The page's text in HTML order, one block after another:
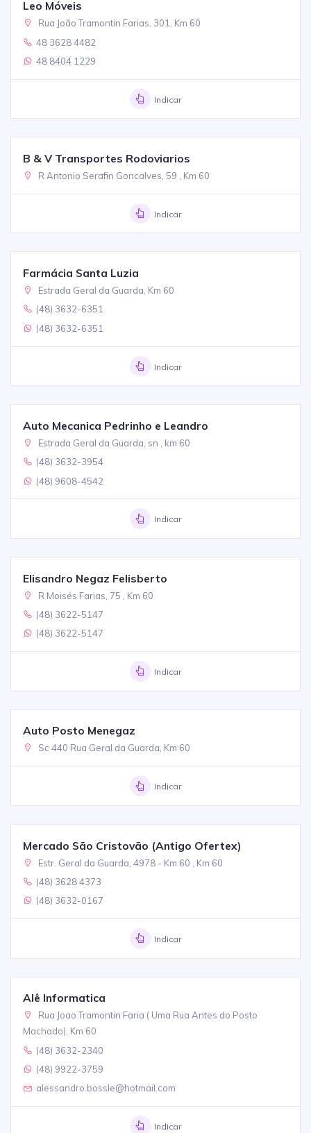
Leo Móveis
Rua João Tramontin Farias, 301, Km 60
48 3628 4482
48 8404 1229
Indicar
B & V Transportes Rodoviarios
R Antonio Serafin Goncalves, 59 , Km 60
Indicar
Farmácia Santa Luzia
Estrada Geral da Guarda, Km 60
(48) 3632-6351
(48) 3632-6351
Indicar
Auto Mecanica Pedrinho e Leandro
Estrada Geral da Guarda, sn , km 60
(48) 3632-3954
(48) 9608-4542
Indicar
Elisandro Negaz Felisberto
R Moisés Farias, 75 , Km 60
(48) 3622-5147
(48) 3622-5147
Indicar
Auto Posto Menegaz
Sc 440 Rua Geral da Guarda, Km 60
Indicar
Mercado São Cristovão (Antigo Ofertex)
Estr. Geral da Guarda, 4978 - Km 60 , Km 60
(48) 3628 4373
(48) 3632-0167
Indicar
Alê Informatica
Rua Joao Tramontin Faria ( Uma Rua Antes do Posto
Machado), Km 60
(48) 3632-2340
(48) 9922-3759
alessandro.bossle@hotmail.com
Indicar